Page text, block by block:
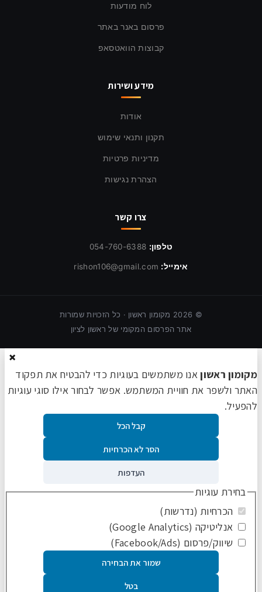
לוח מודעות
פרסום באנר באתר
קבוצות הוואטסאפ
מידע ושירות
אודות
תקנון ותנאי שימוש
מדיניות פרטיות
הצהרת נגישות
צרו קשר
טלפון: 054-760-6388
אימייל: rishon106@gmail.com
©
2026 מקומון ראשון · כל הזכויות שמורות
אתר הפרסום המקומי של ראשון לציון
×
מקומון ראשוןאנו משתמשים בעוגיות כדי להבטיח את תפקוד
האתר ולשפר את חוויית המשתמש. אפשר לבחור אילו סוגי עוגיות
להפעיל.
קבל הכל
הסר לא הכרחיות
העדפות
בחירת עוגיות
הכרחיות (נדרשות)
אנליטיקה (Google Analytics)
שיווק/פרסום (Facebook/Ads)
שמור את הבחירה
בטל